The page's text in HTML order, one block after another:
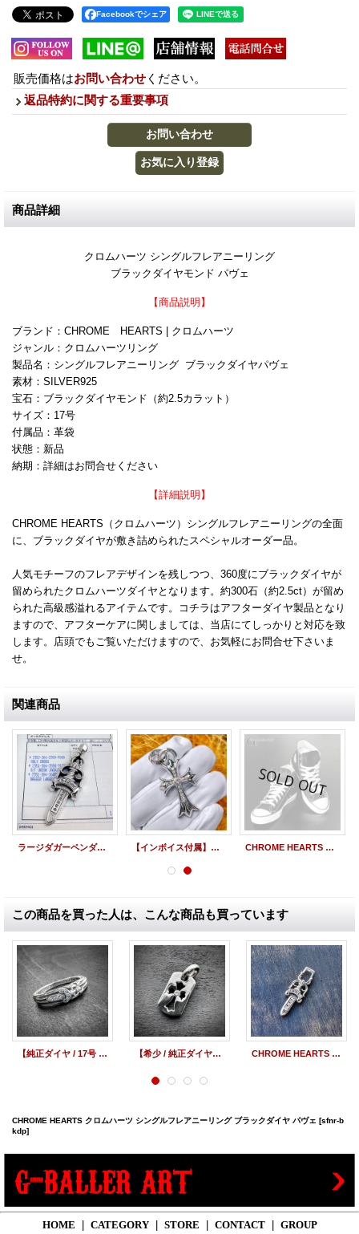
Facebookでシェア
販売価格はお問い合わせ ください。
返品特約に関する重要事項
商品詳細
クロムハーツ シングルフレアニーリング
ブラックダイヤモンド パヴェ
【商品説明】
ブランド：CHROME HEARTS | クロムハーツ
ジャンル：クロムハーツリング
製品名：シングルフレアニーリング ブラックダイヤパヴェ
素材：SILVER925
宝石：ブラックダイヤモンド（約2.5カラット）
サイズ：17号
付属品：革袋
状態：新品
納期：詳細はお問合せください
【詳細説明】
CHROME HEARTS（クロムハーツ）シングルフレアニーリングの全面
に、ブラックダイヤが敷き詰められたスペシャルオーダー品。
人気モチーフのフレアデザインを残しつつ、360度にブラックダイヤが
留められたクロムハーツダイヤとなります。約300石（約2.5ct）が留め
られた高級感溢れるアイテムです。コチラはアフターダイヤ製品となり
ますので、アフターケアに関しましては、当店にてしっかりと対応を致
します。店頭でもご覧いただけますので、お気軽にお問合せ下さいま
せ。
関連商品
ラージダガーペンダント パヴェダイヤ インボイス付き 【インボイス付属】クロムハーツ CHクロス w ベイル ペンダント SM パヴェダイヤ CHROME HEARTS レア コンバース コラボスニーカー
この商品を買った人は、こんな商品も買っています
【純正ダイヤ / 17号 / 美品】CHROME HEARTS クロムハーツ ベイビークラシック ダガー リング パヴェダイヤモンド | 240923 【希少 / 純正ダイヤ】CHROME HEARTS クロムハーツ カットアウトクロス ドッグタグ タイニー ダイヤモンド | 251110 CHROME HEARTS クロムハーツ ダガー ペンダント パヴェ ダイヤモンド
CHROME HEARTS クロムハーツ シングルフレアニーリング ブラックダイヤ パヴェ [sfnr-b
kdp]
HOME | CATEGORY | STORE | CONTACT | GROUP